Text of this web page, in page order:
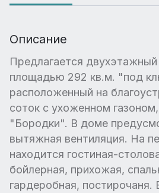
Описание
Предлагается
площадью 292 кв.м. "под
расположенный на
соток с ухоженном
"Бородки". В доме
вытяжная вентиляция. На
находится гостиная-
бойлерная, прихожая,
гардеробная,